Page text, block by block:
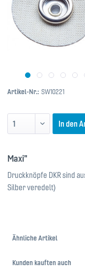
Artikel-Nr.: SW10221
In den
Maxi"
Druckknöpfe DKR sind
Silber veredelt)
Ähnliche Artikel
Kunden kauften auch